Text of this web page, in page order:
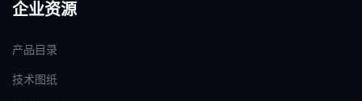
企业资源
产品目录
技术图纸